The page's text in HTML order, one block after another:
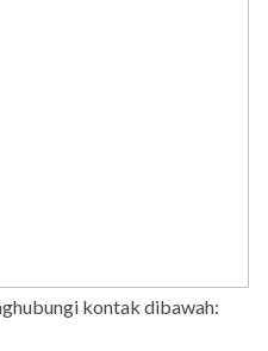
kontak dibawah: